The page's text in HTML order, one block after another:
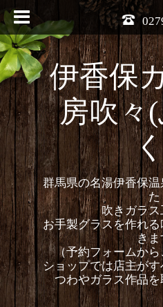
伊香保
房吹々
群馬県の名湯伊香保
た
吹きガラ
お手製グラスを作れ
きま
（予約フォームか
ショップでは店主が
つわやガラス作品